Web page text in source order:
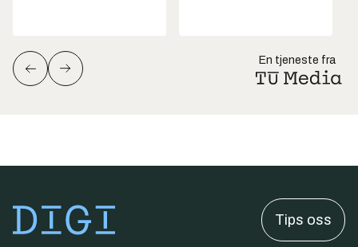
En tjeneste fra
Tips oss